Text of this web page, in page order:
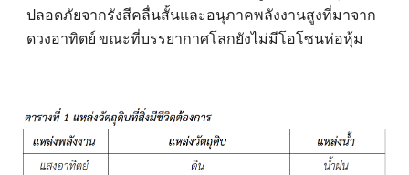
ปลอดภัยจากรังสีคลื่นสั้นและอนุภาคพลังงานสูงที่มาจาก
ดวงอาทิตย์ ขณะที่บรรยากาศโลกยังไม่มีโอโซนห่อหุ้ม